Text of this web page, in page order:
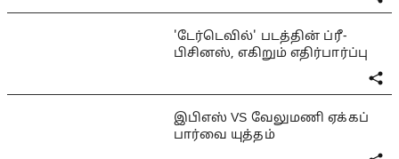
'டேர்டெவில்' படத்தின் ப்ரீ-
பிசினஸ், எகிறும் எதிர்பார்ப்பு
இபிஎஸ் VS வேலுமணி ஏக்கப்
பார்வை யுத்தம்